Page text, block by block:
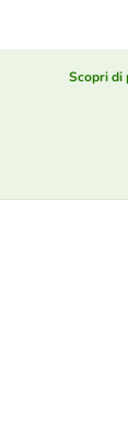
Scopri di
Salsa umido per